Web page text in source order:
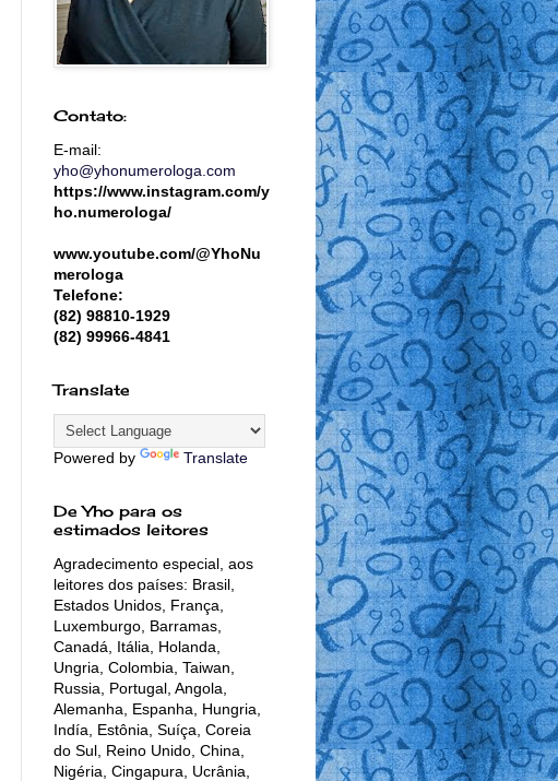
Contato:
E-mail:
yho@yhonumerologa.com
https://www.instagram.com/y
ho.numerologa/
www.youtube.com/@YhoNu
merologa
Telefone:
(82) 98810-1929
(82) 99966-4841
Translate
Powered by Translate
De Yho para os
estimados leitores
Agradecimento especial, aos
leitores dos países: Brasil,
Estados Unidos, França,
Luxemburgo, Barramas,
Canadá, Itália, Holanda,
Ungria, Colombia, Taiwan,
Russia, Portugal, Angola,
Alemanha, Espanha, Hungria,
Indía, Estônia, Suíça, Coreia
do Sul, Reino Unido, China,
Nigéria, Cingapura, Ucrânia,